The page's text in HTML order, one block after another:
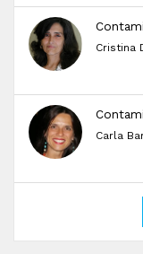
Cristina
Carla